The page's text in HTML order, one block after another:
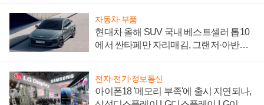
자동차·부품
현대차 올해 SUV 국내 베스트셀러 톱10
에서 싼타페만 자리매김, 그랜저·아반떼
전자·전기·정보통신
아이폰18 '메모리 부족'에 출시 지연되나,